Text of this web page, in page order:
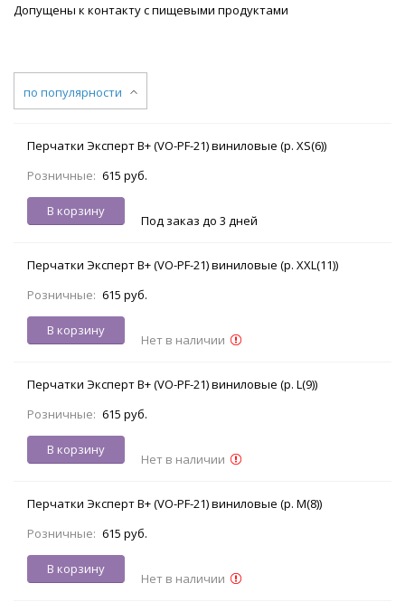
Допущены к контакту с пищевыми продуктами
по популярности
Перчатки Эксперт В+ (VO-PF-21) виниловые (р. XS(6))
Розничные: 615 руб.
В корзину
Под заказ до 3 дней
Перчатки Эксперт В+ (VO-PF-21) виниловые (р. XXL(11))
Розничные: 615 руб.
В корзину
Нет в наличии
Перчатки Эксперт В+ (VO-PF-21) виниловые (р. L(9))
Розничные: 615 руб.
В корзину
Нет в наличии
Перчатки Эксперт В+ (VO-PF-21) виниловые (р. M(8))
Розничные: 615 руб.
В корзину
Нет в наличии